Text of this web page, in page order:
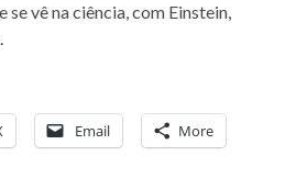
se vê na ciência, com Einstein,
Email More